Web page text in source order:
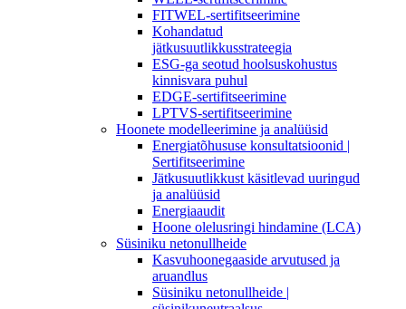
FITWEL-sertifitseerimine
Kohandatud
jätkusuutlikkusstrateegia
ESG-ga seotud hoolsuskohustus
kinnisvara puhul
EDGE-sertifitseerimine
LPTVS-sertifitseerimine
Hoonete modelleerimine ja analüüsid
Energiatõhususe konsultatsioonid |
Sertifitseerimine
Jätkusuutlikkust käsitlevad uuringud
ja analüüsid
Energiaaudit
Hoone olelusringi hindamine (LCA)
Süsiniku netonullheide
Kasvuhoonegaaside arvutused ja
aruandlus
Süsiniku netonullheide |